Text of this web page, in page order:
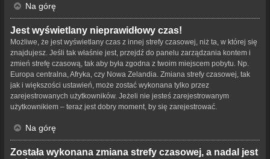
Na górę
Jest wyświetlany nieprawidłowy czas!
Możliwe, że jest wyświetlany czas z innej strefy czasowej, niż ta, w której się
znajdujesz. Jeśli tak właśnie jest, przejdź do panelu zarządzania kontem i
zmień strefę czasową, tak aby była zgodna z twoim miejscem pobytu. Np.
Europa centralna, Afryka, czy Nowa Zelandia. Zmiana strefy czasowej, tak
jak i większości ustawień, może zostać wykonana tylko przez
zarejestrowanych użytkowników. Jeżeli nie jesteś zarejestrowanym
użytkownikiem – teraz jest dobry moment, by się zarejestrować.
Na górę
Została wykonana zmiana strefy czasowej, a nadal jest